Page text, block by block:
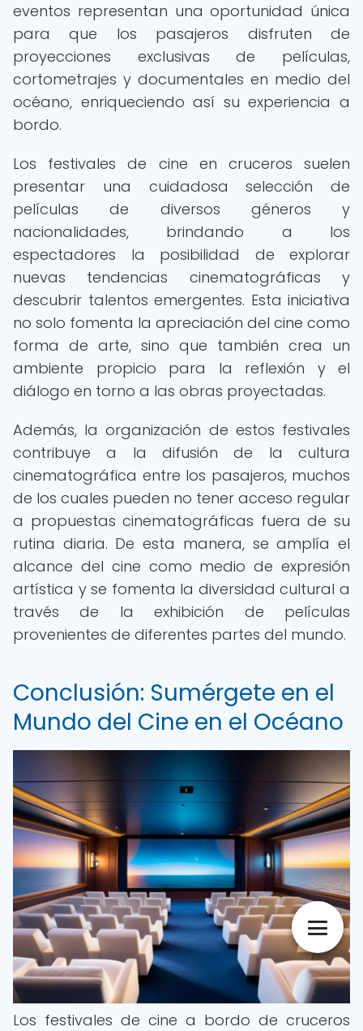
eventos representan una oportunidad única
para que los pasajeros disfruten de
proyecciones exclusivas de películas,
cortometrajes y documentales en medio del
océano, enriqueciendo así su experiencia a
bordo.
Los festivales de cine en cruceros suelen
presentar una cuidadosa selección de
películas de diversos géneros y
nacionalidades, brindando a los
espectadores la posibilidad de explorar
nuevas tendencias cinematográficas y
descubrir talentos emergentes. Esta iniciativa
no solo fomenta la apreciación del cine como
forma de arte, sino que también crea un
ambiente propicio para la reflexión y el
diálogo en torno a las obras proyectadas.
Además, la organización de estos festivales
contribuye a la difusión de la cultura
cinematográfica entre los pasajeros, muchos
de los cuales pueden no tener acceso regular
a propuestas cinematográficas fuera de su
rutina diaria. De esta manera, se amplía el
alcance del cine como medio de expresión
artística y se fomenta la diversidad cultural a
través de la exhibición de películas
provenientes de diferentes partes del mundo.
Conclusión: Sumérgete en el
Mundo del Cine en el Océano
Los festivales de cine a bordo de cruceros